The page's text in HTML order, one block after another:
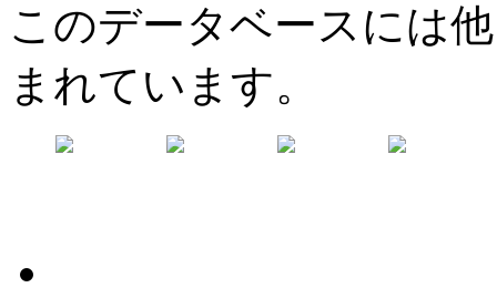
このデータベースには
まれています。